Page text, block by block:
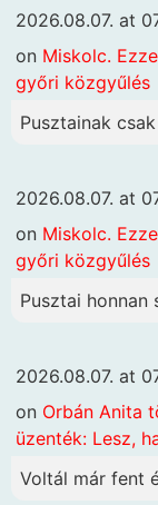
2026.08.07. at
on Miskolc.
győri közgyűlés
Pusztainak
2026.08.07. at
on Miskolc.
győri közgyűlés
Pusztai honnan
2026.08.07. at
on Orbán Anita
üzenték: Lesz,
Voltál már fent